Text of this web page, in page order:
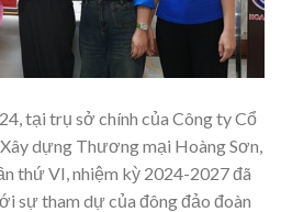
tại trụ sở chính của Công ty Cổ
dựng Thương mại Hoàng Sơn,
thứ VI, nhiệm kỳ 2024-2027 đã
sự tham dự của đông đảo đoàn